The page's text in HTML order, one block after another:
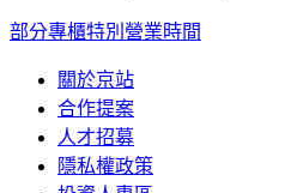
部分專櫃特別營業時間
關於京站
合作提案
人才招募
隱私權政策